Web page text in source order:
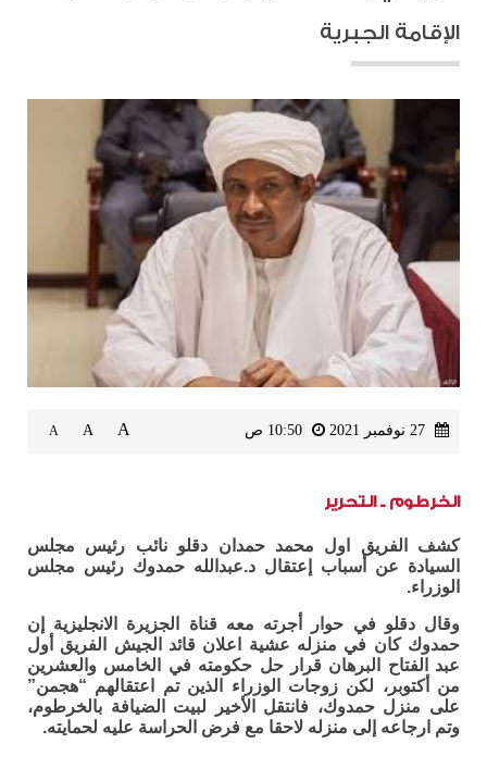
الإقامة الجبرية
A
A
A
الخرطوم ـ التحرير
كشف الفريق اول محمد حمدان دقلو نائب رئيس مجلس
السيادة عن أسباب إعتقال د.عبدالله حمدوك رئيس مجلس
الوزراء.
وقال دقلو في حوار أجرته معه قناة الجزيرة الانجليزية إن
حمدوك كان في منزله عشية اعلان قائد الجيش الفريق أول
عبد الفتاح البرهان قرار حل حكومته في الخامس والعشرين
من أكتوبر، لكن زوجات الوزراء الذين تم اعتقالهم “هجمن”
على منزل حمدوك، فانتقل الأخير لبيت الضيافة بالخرطوم،
وتم ارجاعه إلى منزله لاحقا مع فرض الحراسة عليه لحمايته.